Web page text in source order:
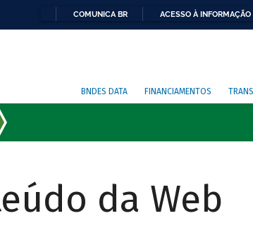
COMUNICA BR ACESSO À INFORMAÇÃO
BNDES DATA FINANCIAMENTOS
da Web